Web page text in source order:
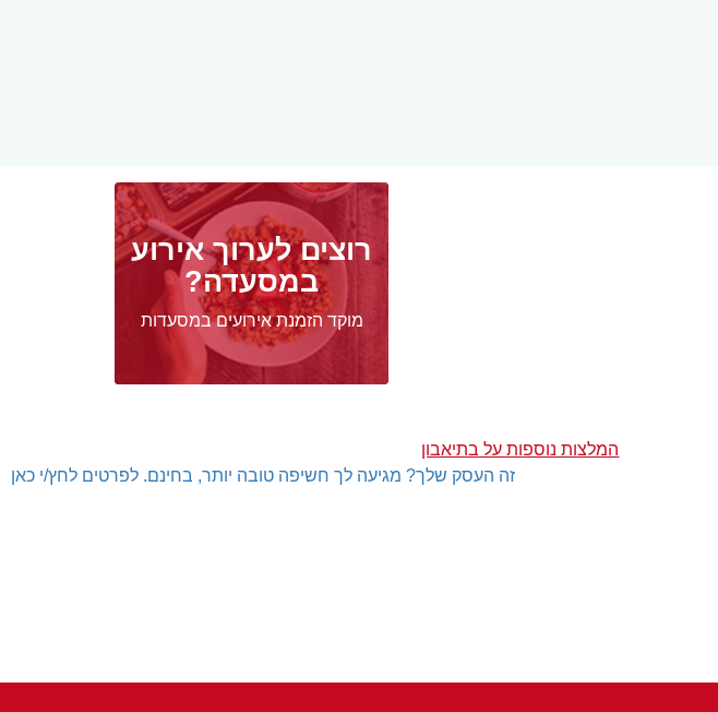
המלצות נוספות על בתיאבון
רוצים לערוך אירוע
במסעדה?
מוקד הזמנת אירועים במסעדות
זה העסק שלך? מגיעה לך חשיפה טובה יותר, בחינם. לפרטים לחץ/י כאן